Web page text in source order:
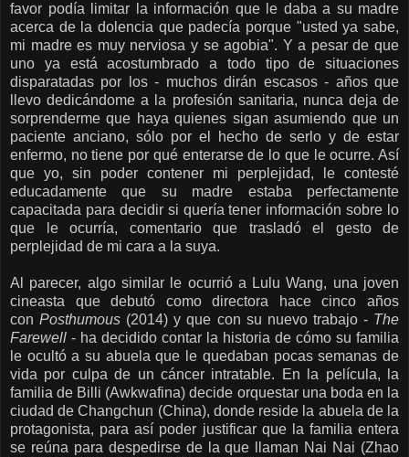
favor podía limitar la información que le daba a su madre
acerca de la dolencia que padecía porque "usted ya sabe,
mi madre es muy nerviosa y se agobia". Y a pesar de que
uno ya está acostumbrado a todo tipo de situaciones
disparatadas por los - muchos dirán escasos - años que
llevo dedicándome a la profesión sanitaria, nunca deja de
sorprenderme que haya quienes sigan asumiendo que un
paciente anciano, sólo por el hecho de serlo y de estar
enfermo, no tiene por qué enterarse de lo que le ocurre. Así
que yo, sin poder contener mi perplejidad, le contesté
educadamente que su madre estaba perfectamente
capacitada para decidir si quería tener información sobre lo
que le ocurría, comentario que trasladó el gesto de
perplejidad de mi cara a la suya.
Al parecer, algo similar le ocurrió a Lulu Wang, una joven
cineasta que debutó como directora hace cinco años
conPosthumous (2014) y que con su nuevo trabajo - The
Farewell - ha decidido contar la historia de cómo su familia
le ocultó a su abuela que le quedaban pocas semanas de
vida por culpa de un cáncer intratable. En la película, la
familia de Billi (Awkwafina) decide orquestar una boda en la
ciudad de Changchun (China), donde reside la abuela de la
protagonista, para así poder justificar que la familia entera
se reúna para despedirse de la que llaman Nai Nai (Zhao